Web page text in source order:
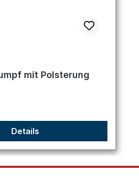
Bewertung von 5 von 5 Sternen
mit Polsterung
Details